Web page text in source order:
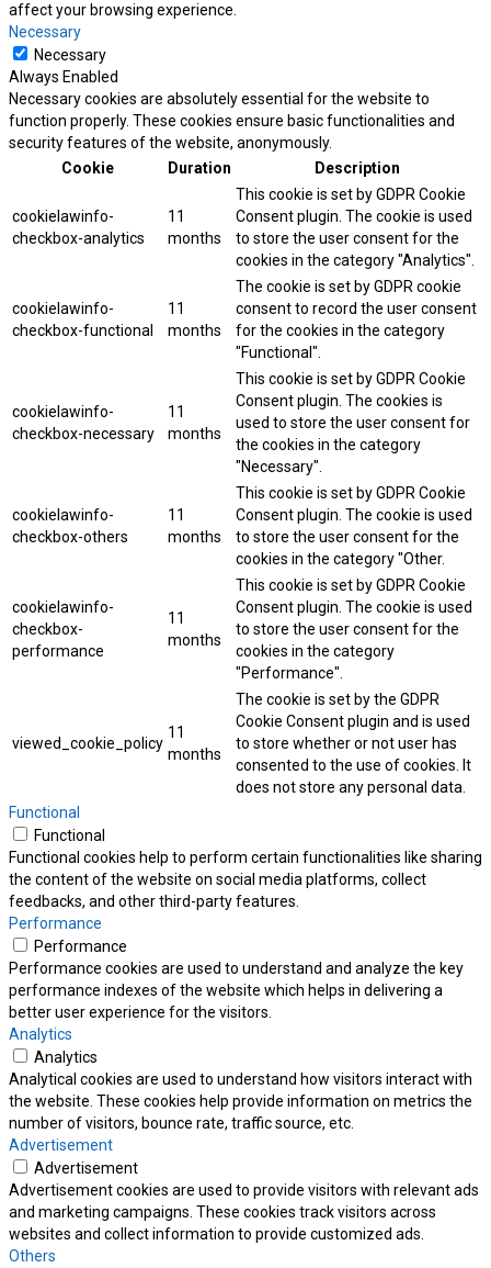
affect your browsing experience.
Necessary
Necessary
Always Enabled
Necessary cookies are absolutely essential for the website to
function properly. These cookies ensure basic functionalities and
security features of the website, anonymously.
Cookie
Duration Description
cookielawinfo-
checkbox-analytics
11
months
This cookie is set by GDPR Cookie
Consent plugin. The cookie is used
to store the user consent for the
cookies in the category "Analytics".
cookielawinfo-
checkbox-functional
11
months
The cookie is set by GDPR cookie
consent to record the user consent
for the cookies in the category
"Functional".
cookielawinfo-
checkbox-necessary
11
months
This cookie is set by GDPR Cookie
Consent plugin. The cookies is
used to store the user consent for
the cookies in the category
"Necessary".
cookielawinfo-
checkbox-others
11
months
This cookie is set by GDPR Cookie
Consent plugin. The cookie is used
to store the user consent for the
cookies in the category "Other.
cookielawinfo-
checkbox-
performance
11
months
This cookie is set by GDPR Cookie
Consent plugin. The cookie is used
to store the user consent for the
cookies in the category
"Performance".
viewed_cookie_policy
11
months
The cookie is set by the GDPR
Cookie Consent plugin and is used
to store whether or not user has
consented to the use of cookies. It
does not store any personal data.
Functional
Functional
Functional cookies help to perform certain functionalities like sharing
the content of the website on social media platforms, collect
feedbacks, and other third-party features.
Performance
Performance
Performance cookies are used to understand and analyze the key
performance indexes of the website which helps in delivering a
better user experience for the visitors.
Analytics
Analytics
Analytical cookies are used to understand how visitors interact with
the website. These cookies help provide information on metrics the
number of visitors, bounce rate, traffic source, etc.
Advertisement
Advertisement
Advertisement cookies are used to provide visitors with relevant ads
and marketing campaigns. These cookies track visitors across
websites and collect information to provide customized ads.
Others